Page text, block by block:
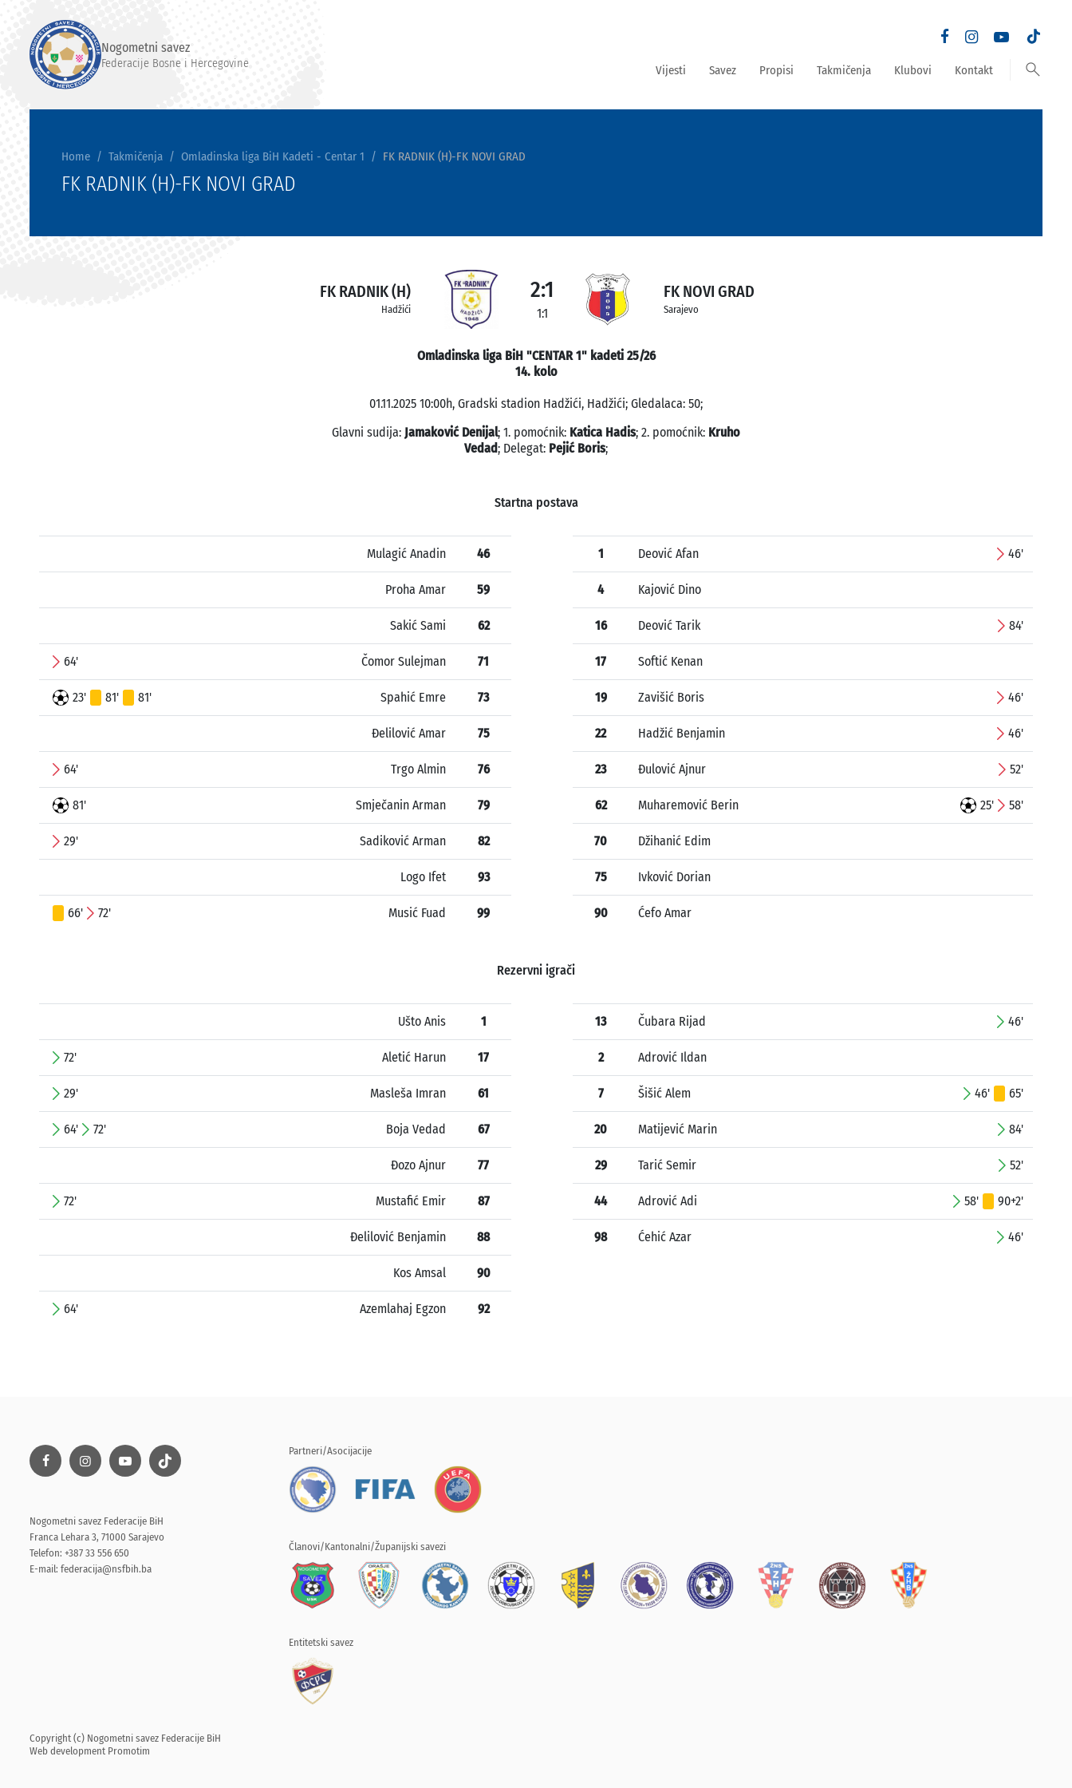
Nogometni savez
Federacije Bosne i Hercegovine Vijesti Savez Propisi Takmičenja Klubovi Kontakt search
Home Takmičenja Omladinska liga BiH Kadeti - Centar 1 FK RADNIK (H)-FK NOVI GRAD
FK RADNIK (H)-FK NOVI GRAD
FK RADNIK (H)
Hadžići
2:1
1:1
FK NOVI GRAD
Sarajevo
Omladinska liga BiH "CENTAR 1" kadeti 25/26
14. kolo
01.11.2025 10:00h, Gradski stadion Hadžići, Hadžići; Gledalaca: 50;
Glavni sudija: Jamaković Denijal; 1. pomoćnik: Katica Hadis; 2. pomoćnik: Kruho
Vedad; Delegat: Pejić Boris;
Startna postava
Mulagić Anadin 46
Proha Amar 59
Sakić Sami 62
64' Čomor Sulejman 71
23' 81' 81' Spahić Emre 73
Đelilović Amar 75
64' Trgo Almin 76
81' Smječanin Arman 79
29' Sadiković Arman 82
Logo Ifet 93
66' 72' Musić Fuad 99
1 Deović Afan 46'
4 Kajović Dino
16 Deović Tarik 84'
17 Softić Kenan
19 Zavišić Boris 46'
22 Hadžić Benjamin 46'
23 Đulović Ajnur 52'
62 Muharemović Berin 25' 58'
70 Džihanić Edim
75 Ivković Dorian
90 Ćefo Amar
Rezervni igrači
Ušto Anis 1
72' Aletić Harun 17
29' Masleša Imran 61
64' 72' Boja Vedad 67
Đozo Ajnur 77
72' Mustafić Emir 87
Đelilović Benjamin 88
Kos Amsal 90
64' Azemlahaj Egzon 92
13 Čubara Rijad 46'
2 Adrović Ildan
7 Šišić Alem 46' 65'
20 Matijević Marin 84'
29 Tarić Semir 52'
44 Adrović Adi 58' 90+2'
98 Ćehić Azar 46'
Nogometni savez Federacije BiH
Franca Lehara 3, 71000 Sarajevo
Telefon: +387 33 556 650
E-mail: federacija@nsfbih.ba
Partneri/Asocijacije
Članovi/Kantonalni/Županijski savezi
Entitetski savez
Copyright (c) Nogometni savez Federacije BiH
Web development Promotim